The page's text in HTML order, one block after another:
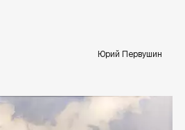
Юрий Первушин